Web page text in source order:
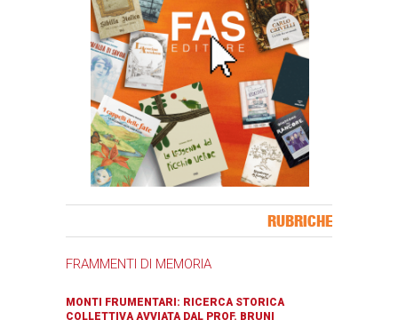
RUBRICHE
FRAMMENTI DI MEMORIA
MONTI FRUMENTARI: RICERCA STORICA
COLLETTIVA AVVIATA DAL PROF. BRUNI